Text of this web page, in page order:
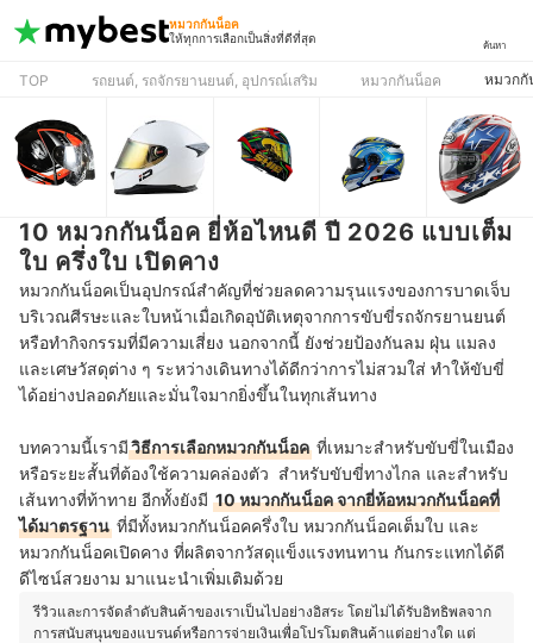
หมวกกันน็อค
ให้ทุกการเลือกเป็นสิ่งที่ดีที่สุด
ค้นหา
TOP รถยนต์, รถจักรยานยนต์, อุปกรณ์เสริม หมวกกันน็อค หมวกกั
10 หมวกกันน็อค ยี่ห้อไหนดี ปี 2026 แบบเต็ม
ใบ ครึ่งใบ เปิดคาง
หมวกกันน็อคเป็นอุปกรณ์สำคัญที่ช่วยลดความรุนแรงของการบาดเจ็บ
บริเวณศีรษะและใบหน้าเมื่อเกิดอุบัติเหตุจากการขับขี่รถจักรยานยนต์
หรือทำกิจกรรมที่มีความเสี่ยง นอกจากนี้ ยังช่วยป้องกันลม ฝุ่น แมลง
และเศษวัสดุต่าง ๆ ระหว่างเดินทางได้ดีกว่าการไม่สวมใส่ ทำให้ขับขี่
ได้อย่างปลอดภัยและมั่นใจมากยิ่งขึ้นในทุกเส้นทาง
บทความนี้เรามีวิธีการเลือกหมวกกันน็อค ที่เหมาะสำหรับขับขี่ในเมือง
หรือระยะสั้นที่ต้องใช้ความคล่องตัว สำหรับขับขี่ทางไกล และสำหรับ
เส้นทางที่ท้าทาย อีกทั้งยังมี 10 หมวกกันน็อค จากยี่ห้อหมวกกันน็อคที่
ได้มาตรฐาน ที่มีทั้งหมวกกันน็อคครึ่งใบ หมวกกันน็อคเต็มใบ และ
หมวกกันน็อคเปิดคาง ที่ผลิตจากวัสดุแข็งแรงทนทาน กันกระแทกได้ดี
ดีไซน์สวยงาม มาแนะนำเพิ่มเติมด้วย
รีวิวและการจัดลำดับสินค้าของเราเป็นไปอย่างอิสระ โดยไม่ได้รับอิทธิพลจาก
การสนับสนุนของแบรนด์หรือการจ่ายเงินเพื่อโปรโมตสินค้าแต่อย่างใด แต่